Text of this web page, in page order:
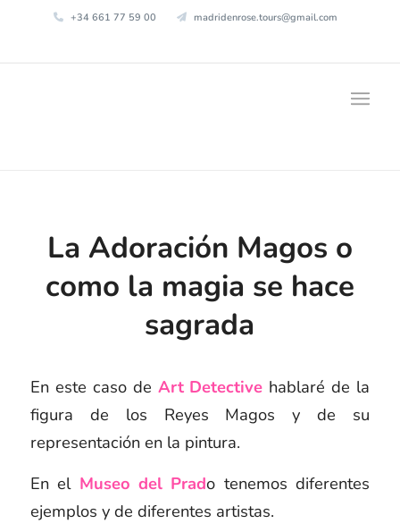
+34 661 77 59 00 madridenrose.tours@gmail.com
La Adoración Magos o
como la magia se hace
sagrada
En este caso de Art Detective hablaré de la
figura de los Reyes Magos y de su
representación en la pintura.
En el Museo del Prado tenemos diferentes
ejemplos y de diferentes artistas.